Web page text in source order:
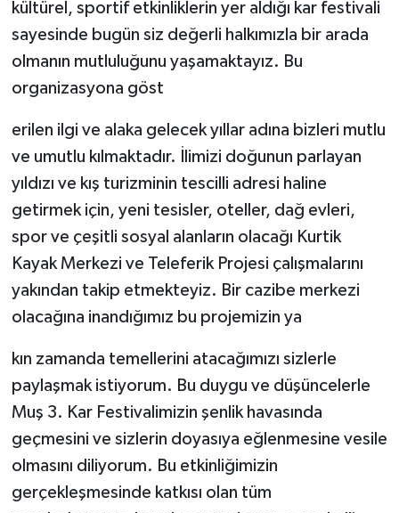
kültürel, sportif etkinliklerin yer aldığı kar festivali
sayesinde bugün siz değerli halkımızla bir arada
olmanın mutluluğunu yaşamaktayız. Bu
organizasyona göst
erilen ilgi ve alaka gelecek yıllar adına bizleri mutlu
ve umutlu kılmaktadır. İlimizi doğunun parlayan
yıldızı ve kış turizminin tescilli adresi haline
getirmek için, yeni tesisler, oteller, dağ evleri,
spor ve çeşitli sosyal alanların olacağı Kurtik
Kayak Merkezi ve Teleferik Projesi çalışmalarını
yakından takip etmekteyiz. Bir cazibe merkezi
olacağına inandığımız bu projemizin ya
kın zamanda temellerini atacağımızı sizlerle
paylaşmak istiyorum. Bu duygu ve düşüncelerle
Muş 3. Kar Festivalimizin şenlik havasında
geçmesini ve sizlerin doyasıya eğlenmesine vesile
olmasını diliyorum. Bu etkinliğimizin
gerçekleşmesinde katkısı olan tüm